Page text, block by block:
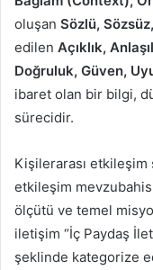
oluşan Sözlü, Sözsüz,
edilen Açıklık,
Doğruluk, Güven,
ibaret olan bir bilgi,
sürecidir.
Kişilerarası
etkileşim
ölçütü ve temel
iletişim “İç Paydaş
şeklinde kategorize